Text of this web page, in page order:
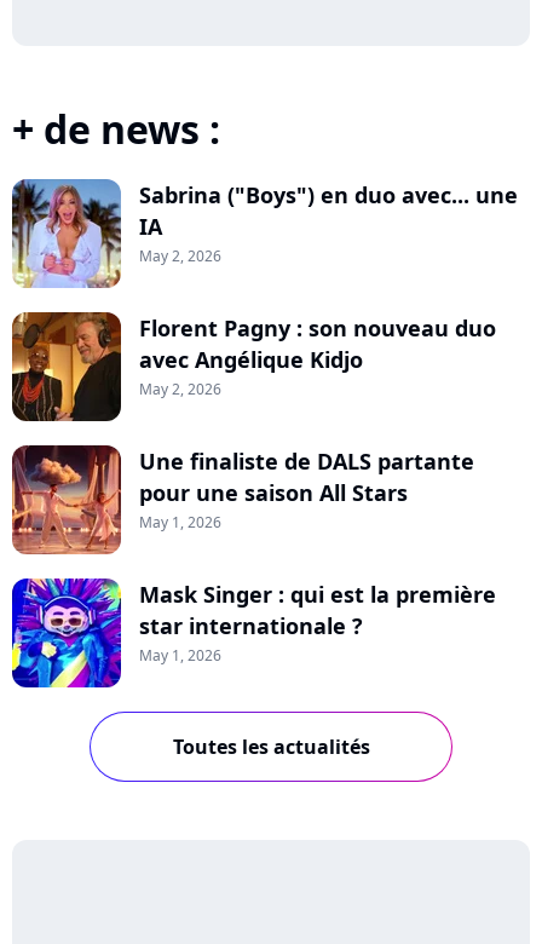
+ de news :
Sabrina ("Boys") en duo avec... une
IA
May 2, 2026
Florent Pagny : son nouveau duo
avec Angélique Kidjo
May 2, 2026
Une finaliste de DALS partante
pour une saison All Stars
May 1, 2026
Mask Singer : qui est la première
star internationale ?
May 1, 2026
Toutes les actualités